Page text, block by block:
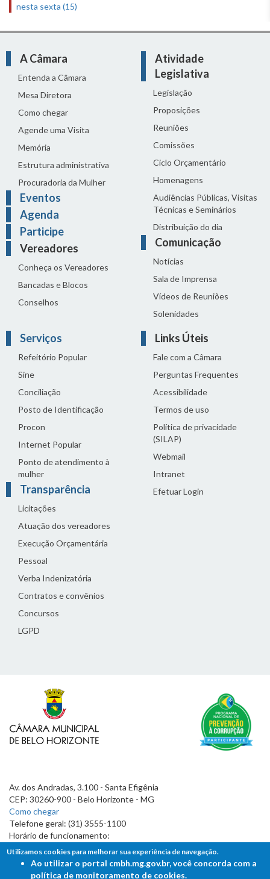
nesta sexta (15)
A Câmara
Entenda a Câmara
Mesa Diretora
Como chegar
Agende uma Visita
Memória
Estrutura administrativa
Procuradoria da Mulher
Eventos
Agenda
Participe
Vereadores
Conheça os Vereadores
Bancadas e Blocos
Conselhos
Atividade
Legislativa
Legislação
Proposições
Reuniões
Comissões
Ciclo Orçamentário
Homenagens
Audiências Públicas, Visitas
Técnicas e Seminários
Distribuição do dia
Comunicação
Notícias
Sala de Imprensa
Vídeos de Reuniões
Solenidades
Serviços
Refeitório Popular
Sine
Conciliação
Posto de Identificação
Procon
Internet Popular
Ponto de atendimento à
mulher
Transparência
Licitações
Atuação dos vereadores
Execução Orçamentária
Pessoal
Verba Indenizatória
Contratos e convênios
Concursos
LGPD
Links Úteis
Fale com a Câmara
Perguntas Frequentes
Acessibilidade
Termos de uso
Política de privacidade
(SILAP)
Webmail
Intranet
Efetuar Login
Av. dos Andradas, 3.100 - Santa Efigênia
CEP: 30260-900 - Belo Horizonte - MG
Como chegar
Telefone geral: (31) 3555-1100
Horário de funcionamento:
7h às 19h
Utilizamos cookies para melhorar sua experiência de navegação.
Ao utilizar o portal cmbh.mg.gov.br, você concorda com a
política de monitoramento de cookies.